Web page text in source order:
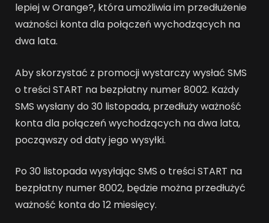
lepiej w Orange?, która umożliwia im przedłużenie
ważności konta dla połączeń wychodzących na
dwa lata.
Aby skorzystać z promocji wystarczy wysłać SMS
o treści START na bezpłatny numer 8002. Każdy
SMS wysłany do 30 listopada, przedłuży ważność
konta dla połączeń wychodzących na dwa lata,
począwszy od daty jego wysyłki.
Po 30 listopada wysyłając SMS o treści START na
bezpłatny numer 8002, będzie można przedłużyć
ważność konta do 12 miesięcy.